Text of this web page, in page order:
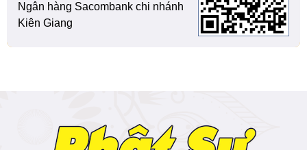
Ngân hàng Sacombank chi nhánh
Kiên Giang